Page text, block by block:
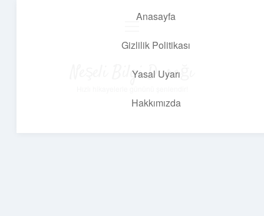
Anasayfa
Gizlilik Politikası
Yasal Uyarı
Hakkımızda
Neşeli Bilgi Durağı